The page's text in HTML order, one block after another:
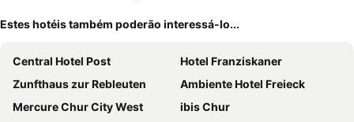
Estes hotéis também poderão interessá-lo...
Central Hotel Post
Hotel Franziskaner
Zunfthaus zur Rebleuten
Ambiente Hotel Freieck
Mercure Chur City West
ibis Chur